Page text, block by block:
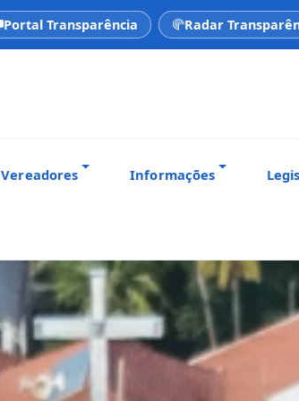
Portal Transparência Radar
Vereadores Informações